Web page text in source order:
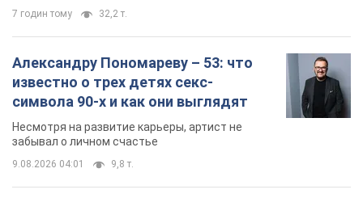
7 годин тому 32,2 т.
Александру Пономареву – 53: что
известно о трех детях секс-
символа 90-х и как они выглядят
Несмотря на развитие карьеры, артист не
забывал о личном счастье
9.08.2026 04:01 9,8 т.